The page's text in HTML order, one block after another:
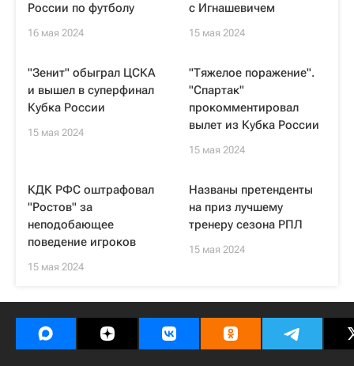
России по футболу
16 мая 2024
с Игнашевичем
15 мая 2024
"Зенит" обыграл ЦСКА
и вышел в суперфинал
Кубка России
15 мая 2024
"Тяжелое поражение".
"Спартак"
прокомментировал
вылет из Кубка России
15 мая 2024
КДК РФС оштрафовал
"Ростов" за
неподобающее
поведение игроков
15 мая 2024
Названы претенденты
на приз лучшему
тренеру сезона РПЛ
15 мая 2024